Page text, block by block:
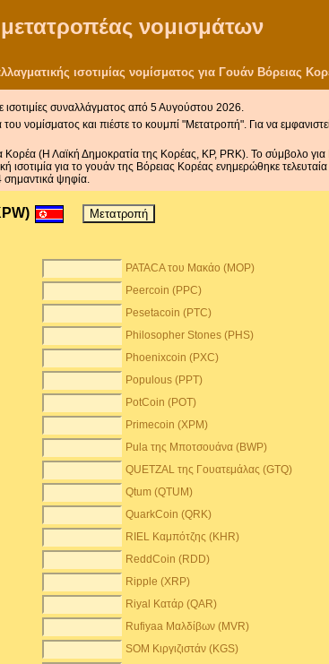
νομισμάτων
ισοτιμίας νομίσματος για Γουάν Βόρειας
ισοτιμίες συναλλάγματος από 5 Αυγούστου 2026.
νομίσματος και πιέστε το κουμπί "Μετατροπή". Για να
Κορέα (Η Λαϊκή Δημοκρατία της Κορέας, KP, PRK). Το σύμβολο
ισοτιμία για το γουάν της Βόρειας Κορέας ενημερώθηκε
σημαντικά ψηφία.
PATACA του Μακάο (MOP)
Peercoin (PPC)
Pesetacoin (PTC)
Philosopher Stones (PHS)
Phoenixcoin (PXC)
Populous (PPT)
PotCoin (POT)
Primecoin (XPM)
Pula της Μποτσουάνα (BWP)
QUETZAL της Γουατεμάλας (GTQ)
Qtum (QTUM)
QuarkCoin (QRK)
RIEL Καμπότζης (KHR)
ReddCoin (RDD)
Ripple (XRP)
Riyal Κατάρ (QAR)
Rufiyaa Μαλδίβων (MVR)
SOM Κιργιζιστάν (KGS)